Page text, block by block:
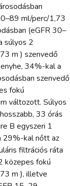
ml/perc/1,73
(eGFR 30–
súlyos 2
m ) szenvedő
34%-kal a
szenvedő
fokú
változott. Súlyos
33 órás
B egyszeri 1
29%-kal nőtt az
filtrációs ráta
közepes fokú
m ), illetve